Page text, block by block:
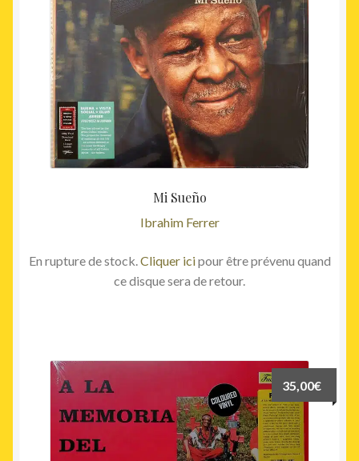
Mi Sueño
Ibrahim Ferrer
En rupture de stock. Cliquer icipour être prévenu quand
ce disque sera de retour.
35,00€